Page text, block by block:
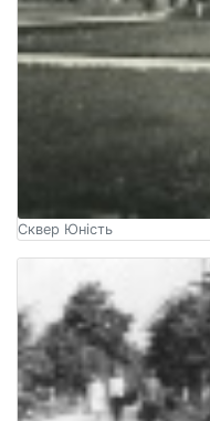
Сквер Юність